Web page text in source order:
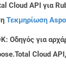
Cloud API για
Τεκμηρίωση
Οδηγός για
Cloud